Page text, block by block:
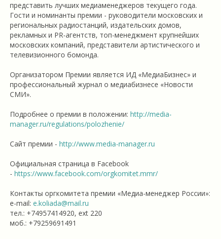
представить лучших медиаменеджеров текущего года.
Гости и номинанты премии - руководители московских и
региональных радиостанций, издательских домов,
рекламных и PR-агентств, топ-менеджмент крупнейших
московских компаний, представители артистического и
телевизионного бомонда.
Организатором Премии является ИД «МедиаБизнес» и
профессиональный журнал о медиабизнесе «Новости
СМИ».
Подробнее о премии в положении: http://media-
manager.ru/regulations/polozhenie/
Сайт премии - http://www.media-manager.ru
Официальная страница в Facebook
- https://www.facebook.com/orgkomitet.mmr/
Контакты оргкомитета премии «Медиа-менеджер России»:
e-mail: e.koliada@mail.ru
тел.: +74957414920, ext 220
моб.: +79259691491